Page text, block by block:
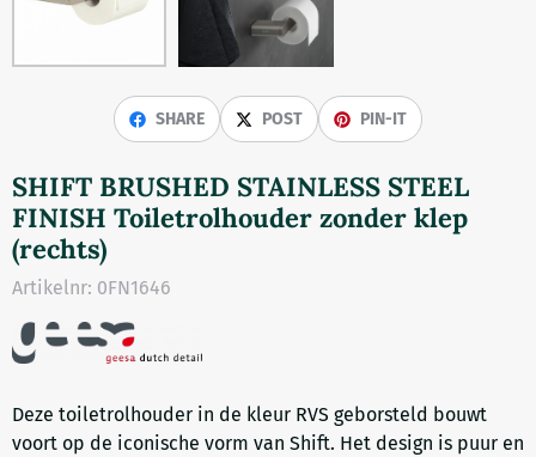
SHARE POST PIN-IT
SHIFT BRUSHED STAINLESS STEEL
FINISH Toiletrolhouder zonder klep
(rechts)
Artikelnr: 0FN1646
Deze toiletrolhouder in de kleur RVS geborsteld bouwt
voort op de iconische vorm van Shift. Het design is puur en